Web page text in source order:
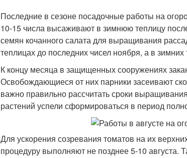
Последние в сезоне посадочные работы на
10-15 числа высаживают в зимнюю теплицу
семян кочанного салата для выращивания
теплицах до последних чисел ноября, а в
К концу месяца в защищенных сооружениях
Освобождающиеся от них парники засеивают
важно правильно рассчитать сроки
растений успели сформироваться в период
Для ускорения созревания томатов на их
процедуру выполняют не позднее 5-10